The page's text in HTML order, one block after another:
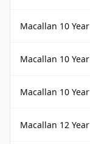
Macallan 10
Macallan 10
Macallan 10
Macallan 12 Year